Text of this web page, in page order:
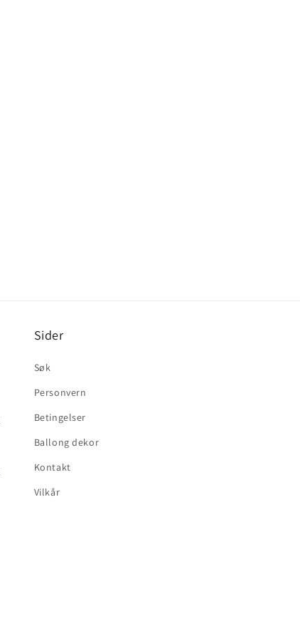
Sider
Søk
Personvern
Betingelser
Ballong dekor
Kontakt
Vilkår